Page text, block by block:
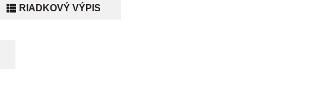
RIADKOVÝ VÝPIS